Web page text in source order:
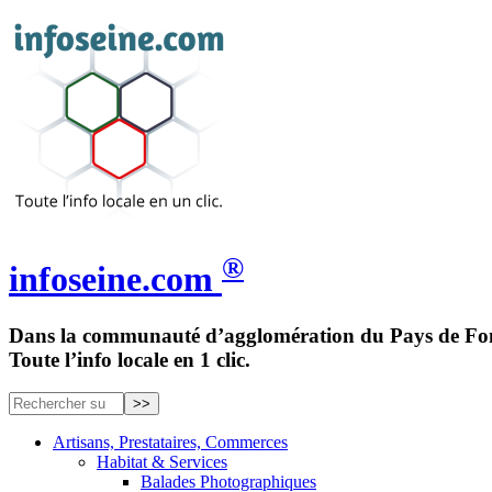
infoseine.com ®
Dans la communauté d’agglomération du Pays de
Toute l’info locale en 1 clic.
Artisans, Prestataires, Commerces
Habitat & Services
Balades Photographiques